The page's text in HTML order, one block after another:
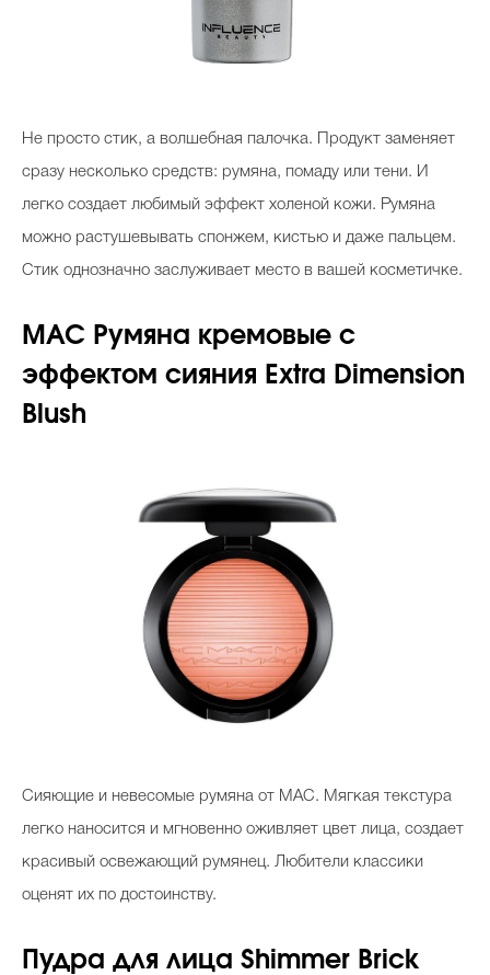
Не просто стик, а волшебная палочка. Продукт заменяет
сразу несколько средств: румяна, помаду или тени. И
легко создает любимый эффект холеной кожи. Румяна
можно растушевывать спонжем, кистью и даже пальцем.
Стик однозначно заслуживает место в вашей косметичке.
MAC Румяна кремовые с
эффектом сияния Extra Dimension
Blush
Сияющие и невесомые румяна от MAC. Мягкая текстура
легко наносится и мгновенно оживляет цвет лица, создает
красивый освежающий румянец. Любители классики
оценят их по достоинству.
Пудра для лица Shimmer Brick